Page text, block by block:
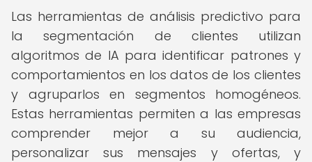
Las herramientas de análisis predictivo para
la segmentación de clientes utilizan
algoritmos de IA para identificar patrones y
comportamientos en los datos de los clientes
y agruparlos en segmentos homogéneos.
Estas herramientas permiten a las empresas
comprender mejor a su audiencia,
personalizar sus mensajes y ofertas, y